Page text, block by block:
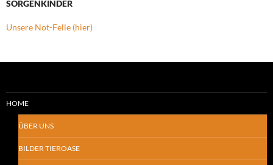
SORGENKINDER
Unsere Not-Felle (hier)
HOME
ÜBER UNS
BILDER TIEROASE